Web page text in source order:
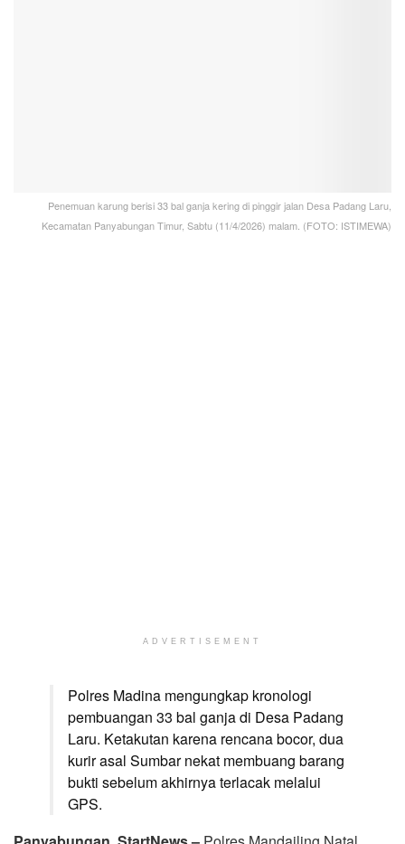
Penemuan karung berisi 33 bal ganja kering di pinggir jalan Desa Padang Laru,
Kecamatan Panyabungan Timur, Sabtu (11/4/2026) malam. (FOTO: ISTIMEWA)
ADVERTISEMENT
Polres Madina mengungkap kronologi
pembuangan 33 bal ganja di Desa Padang
Laru. Ketakutan karena rencana bocor, dua
kurir asal Sumbar nekat membuang barang
bukti sebelum akhirnya terlacak melalui
GPS.